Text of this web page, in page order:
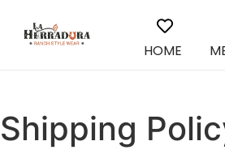
HOME
Shipping